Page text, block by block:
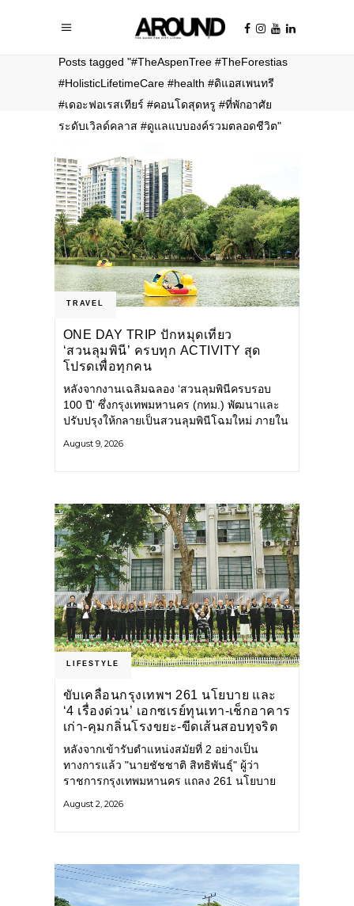
Posts tagged "#TheAspenTree #TheForestias
#HolisticLifetimeCare #health #ดิแอสเพนทรี
#เดอะฟอเรสเทียร์ #คอนโดสุดหรู #ที่พักอาศัย
ระดับเวิลด์คลาส #ดูแลแบบองค์รวมตลอดชีวิต"
TRAVEL
ONE DAY TRIP ปักหมุดเที่ยว
‘สวนลุมพินี’ ครบทุก ACTIVITY สุด
โปรดเพื่อทุกคน
หลังจากงานเฉลิมฉลอง ‘สวนลุมพินีครบรอบ
100 ปี’ ซึ่งกรุงเทพมหานคร (กทม.) พัฒนาและ
ปรับปรุงให้กลายเป็นสวนลุมพินีโฉมใหม่ ภายใน
การให้บริการ รวมถึงกิจกรรมต่าง ๆ
August 9, 2026
LIFESTYLE
ขับเคลื่อนกรุงเทพฯ 261 นโยบาย และ
‘4 เรื่องด่วน’ เอกซเรย์ทุนเทา-เช็กอาคาร
เก่า-คุมกลิ่นโรงขยะ-ขีดเส้นสอบทุจริต
หลังจากเข้ารับตำแหน่งสมัยที่ 2 อย่างเป็น
ทางการแล้ว "นายชัชชาติ สิทธิพันธุ์" ผู้ว่า
ราชการกรุงเทพมหานคร แถลง 261 นโยบาย
ยุทธศาสตร์ จัดทำตัวชี้วัด
August 2, 2026